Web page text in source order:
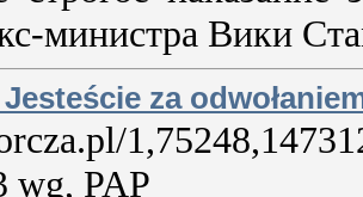
министра Вики
za
wg, PAP